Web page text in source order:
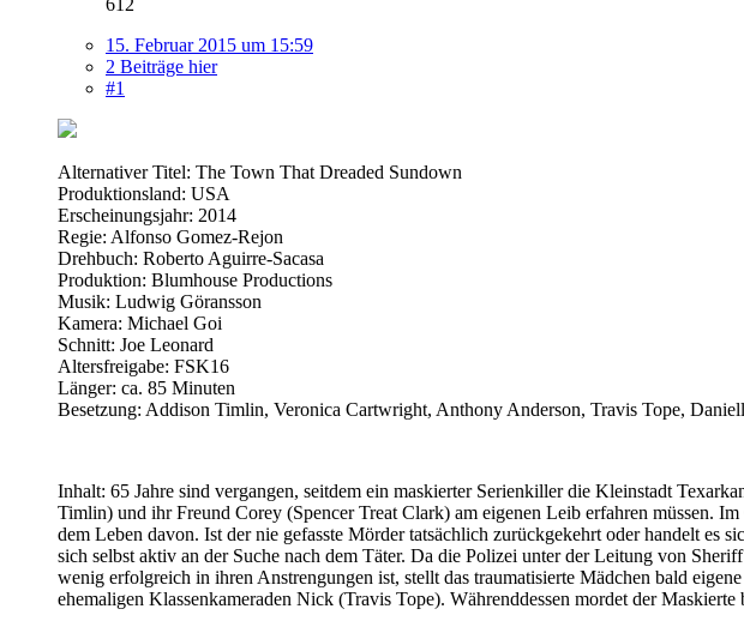
15. Februar 2015 um 15:59
2 Beiträge hier
#1
Alternativer Titel: The Town That Dreaded Sundown
Produktionsland: USA
Erscheinungsjahr: 2014
Regie: Alfonso Gomez-Rejon
Drehbuch: Roberto Aguirre-Sacasa
Produktion: Blumhouse Productions
Musik: Ludwig Göransson
Kamera: Michael Goi
Schnitt: Joe Leonard
Altersfreigabe: FSK16
Länger: ca. 85 Minuten
Besetzung: Addison Timlin, Veronica Cartwright, Anthony Anderson, Travis Tope,
Inhalt: 65 Jahre sind vergangen, seitdem ein maskierter Serienkiller die Kleinstadt
Timlin) und ihr Freund Corey (Spencer Treat Clark) am eigenen Leib erfahren müssen.
dem Leben davon. Ist der nie gefasste Mörder tatsächlich zurückgekehrt oder handelt es
sich selbst aktiv an der Suche nach dem Täter. Da die Polizei unter der Leitung von
wenig erfolgreich in ihren Anstrengungen ist, stellt das traumatisierte Mädchen bald
ehemaligen Klassenkameraden Nick (Travis Tope). Währenddessen mordet der Maskierte